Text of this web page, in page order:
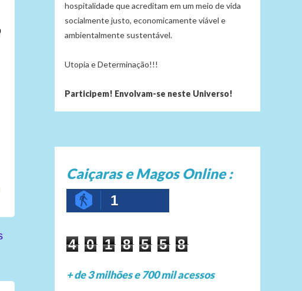
hospitalidade que acreditam em um meio de vida
socialmente justo, economicamente viável e
ambientalmente sustentável.
Utopia e Determinação!!!
Participem! Envolvam-se neste Universo!
Caiçaras e Magos Online :
1
4 0 1 8 5 5 8
+ de 3 milhões e 700 mil acessos